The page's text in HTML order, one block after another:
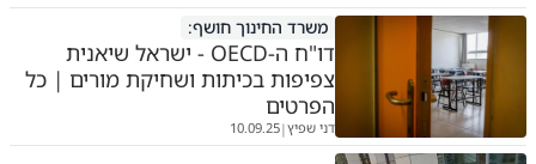
משרד החינוך חושף:
דו"ח ה-OECD - ישראל שיאנית
צפיפות בכיתות ושחיקת מורים | כל
הפרטים
דני שפיץ|
10.09.25